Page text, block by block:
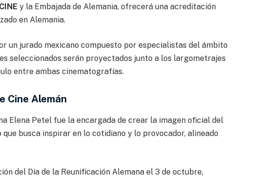
y la Embajada de Alemania, ofrecerá una acreditación
en Alemania.
un jurado mexicano compuesto por especialistas del ámbito
seleccionados serán proyectados junto a los largometrajes
entre ambas cinematografías.
Cine Alemán
Elena Petel fue la encargada de crear la imagen oficial del
que busca inspirar en lo cotidiano y lo provocador, alineado
del Día de la Reunificación Alemana el 3 de octubre,